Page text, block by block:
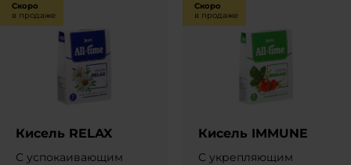
Скоро
в продаже
Кисель RELAX
С успокаивающим
Скоро
в продаже
Кисель IMMUNE
С укрепляющим